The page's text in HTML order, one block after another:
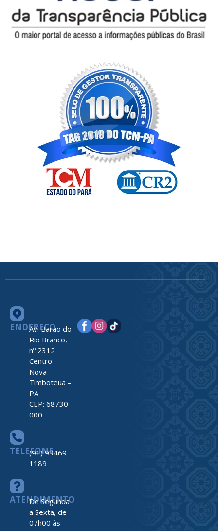
ENDEREÇO
Av. Barão do
Rio Branco,
nº 2312
Centro –
Nova
Timboteua –
PA
CEP: 68730-
000
TELEFONE
(91) 93469-
1189
ATENDIMENTO
De Segunda
a Sexta, de
07h00 ás